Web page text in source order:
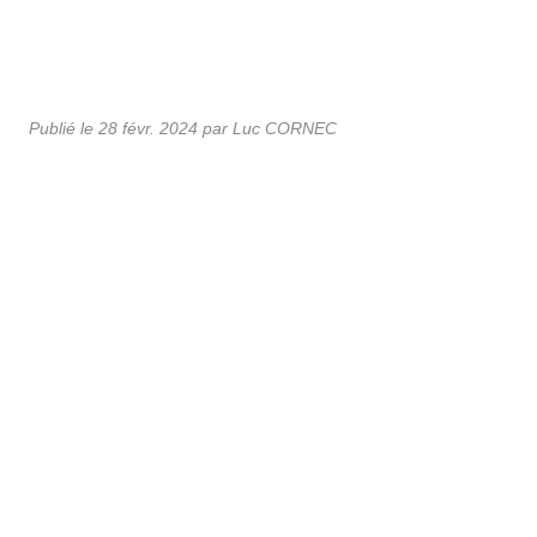
Publié le 28 févr. 2024 par Luc CORNEC